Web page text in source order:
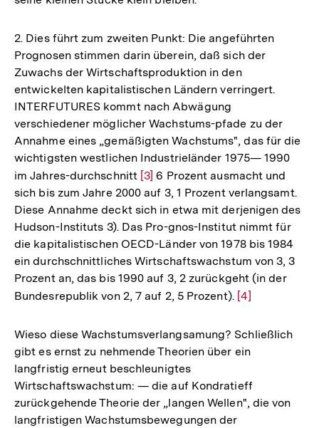
2. Dies führt zum zweiten Punkt: Die angeführten
Prognosen stimmen darin überein, daß sich der
Zuwachs der Wirtschaftsproduktion in den
entwickelten kapitalistischen Ländern verringert.
INTERFUTURES kommt nach Abwägung
verschiedener möglicher Wachstums-pfade zu der
Annahme eines „gemäßigten Wachstums", das für die
wichtigsten westlichen Industrieländer 1975— 1990
im Jahres-durchschnitt Zur
Auflösung
der
Fußnote
[3] 6 Prozent ausmacht und
sich bis zum Jahre 2000 auf 3, 1 Prozent verlangsamt.
Diese Annahme deckt sich in etwa mit derjenigen des
Hudson-Instituts 3). Das Pro-gnos-Institut nimmt für
die kapitalistischen OECD-Länder von 1978 bis 1984
ein durchschnittliches Wirtschaftswachstum von 3, 3
Prozent an, das bis 1990 auf 3, 2 zurückgeht (in der
Bundesrepublik von 2, 7 auf 2, 5 Prozent). Zur
der
Fußnote
[4]
Wieso diese Wachstumsverlangsamung? Schließlich
gibt es ernst zu nehmende Theorien über ein
langfristig erneut beschleunigtes
Wirtschaftswachstum: — die auf Kondratieff
zurückgehende Theorie der „langen Wellen", die von
langfristigen Wachstumsbewegungen der